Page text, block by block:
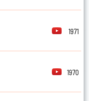
1971
1970